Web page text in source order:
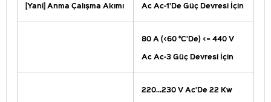
[Yani] Anma Çalışma Akımı
Ac Ac-1'De Güç Devresi İçin
80 A (<60 °C'De) <= 440 V
Ac Ac-3 Güç Devresi İçin
220...230 V Ac'De 22 Kw